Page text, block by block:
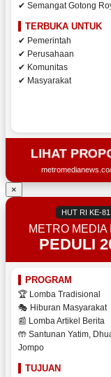
✔ Semangat Gotong
TERBUKA UNTUK
✔ Pemerintah
✔ Perusahaan
✔ Komunitas
✔ Masyarakat
LIHAT
×
HUT RI KE-81
METRO MEDIA
PEDULI
PROGRAM
🏆 Lomba Tradisional
🎭 Hiburan Masyarakat
📰 Lomba Artikel Berita
🤲 Santunan Yatim,
Jompo
TUJUAN